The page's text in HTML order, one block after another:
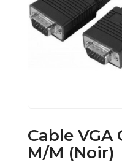
Cable VGA
M/M (Noir)